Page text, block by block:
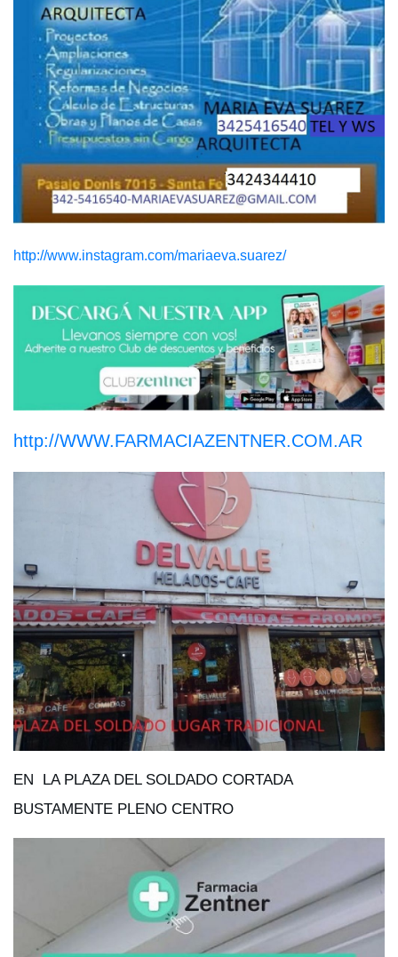
http://www.instagram.com/mariaeva.suarez/
http://WWW.FARMACIAZENTNER.COM.AR
EN LA PLAZA DEL SOLDADO CORTADA
BUSTAMENTE PLENO CENTRO